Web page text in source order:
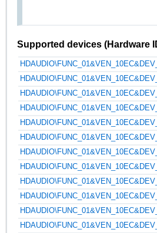
Supported devices (Hardware